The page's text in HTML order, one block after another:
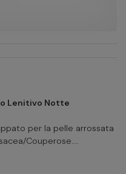
Lenitivo Notte
per la pelle arrossata
Couperose....